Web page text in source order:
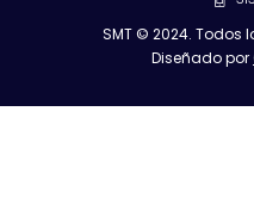
SMT © 2024. Todos
Diseñado por